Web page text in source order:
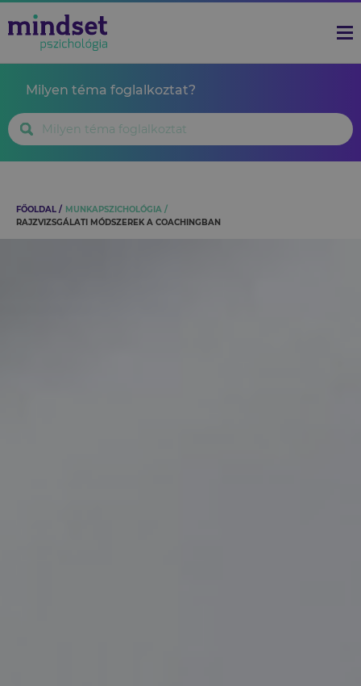
Milyen téma foglalkoztat?
FŐOLDAL
MUNKAPSZICHOLÓGIA
RAJZVIZSGÁLATI MÓDSZEREK A COACHINGBAN